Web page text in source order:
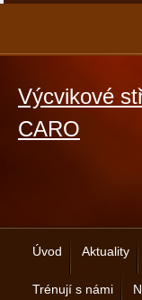
Výcvikové
CARO
Úvod Aktuality
Trénují s námi